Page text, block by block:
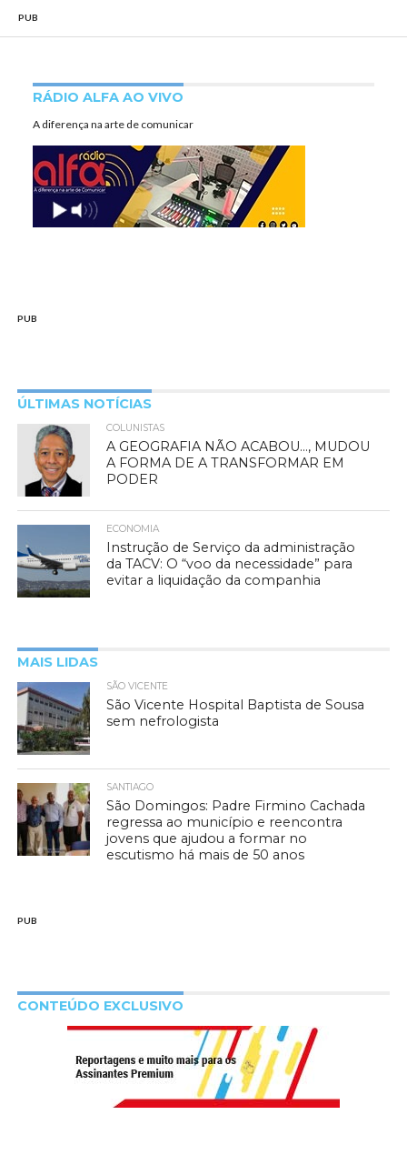
PUB
RÁDIO ALFA AO VIVO
A diferença na arte de comunicar
PUB
ÚLTIMAS NOTÍCIAS
COLUNISTAS
A GEOGRAFIA NÃO ACABOU…, MUDOU
A FORMA DE A TRANSFORMAR EM
PODER
ECONOMIA
Instrução de Serviço da administração
da TACV: O “voo da necessidade” para
evitar a liquidação da companhia
MAIS LIDAS
SÃO VICENTE
São Vicente Hospital Baptista de Sousa
sem nefrologista
SANTIAGO
São Domingos: Padre Firmino Cachada
regressa ao município e reencontra
jovens que ajudou a formar no
escutismo há mais de 50 anos
PUB
CONTEÚDO EXCLUSIVO